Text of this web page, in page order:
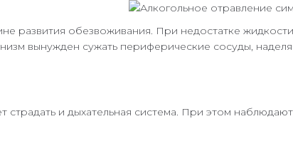
развития обезвоживания. При недостатке
вынужден сужать периферические сосуды,
и дыхательная система. При этом